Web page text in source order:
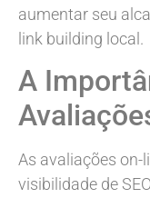
aumentar seu
link building local.
A
As avaliações
visibilidade de